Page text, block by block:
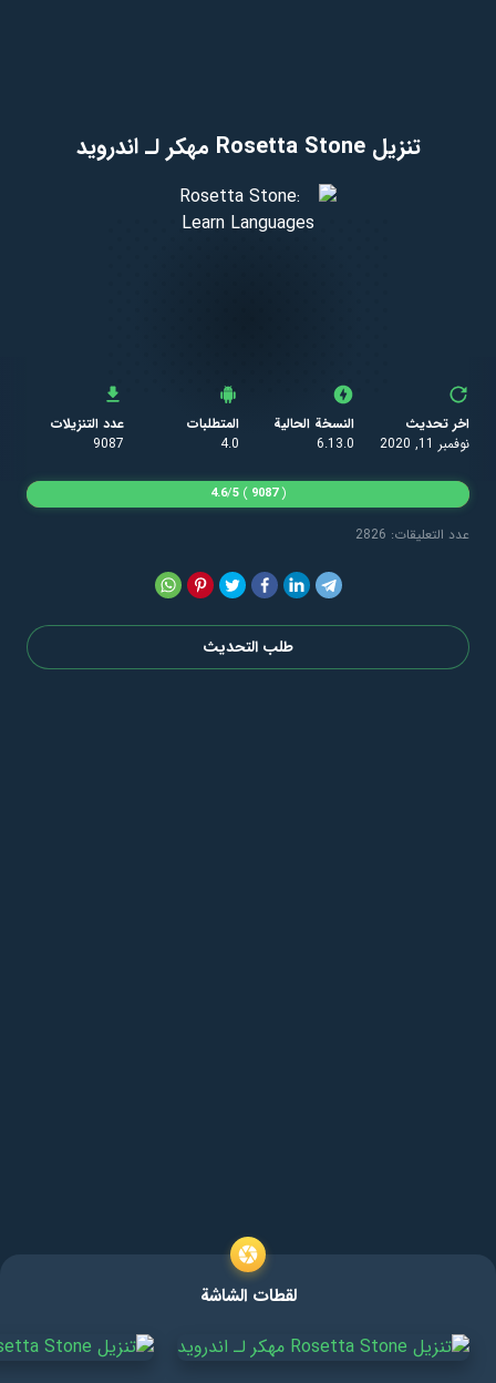
تنزيل Rosetta Stone مهكر لـ اندرويد
اخر تحديث
نوفمبر 11, 2020
النسخة الحالية
6.13.0
المتطلبات
4.0
عدد التنزيلات
9087
عدد التعليقات: 2826
(
9087
)
4.6/5
طلب التحديث
لقطات الشاشة